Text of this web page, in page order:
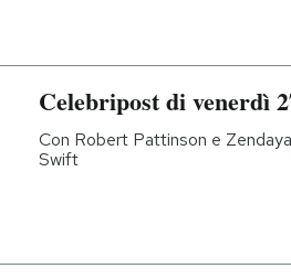
Celebripost di venerdì
Con Robert Pattinson e
Swift